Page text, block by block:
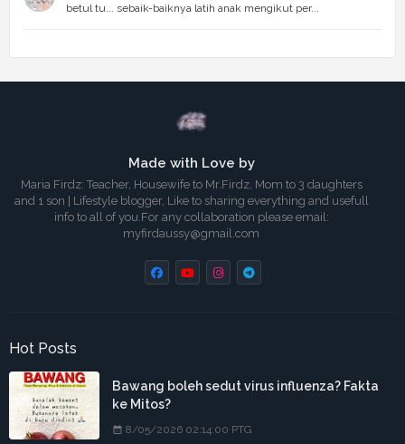
betul tu... sebaik-baiknya latih anak mengikut per...
Made with Love by
Maria Firdz: Teacher, Housewife to Mr.Firdz, Mom to 3 daughters
and 1 son | Lifestyle blogger, Like to sharing everything and usefull
info to all of you.For any collaboration please email:
myfirdaussy@gmail.com
Hot Posts
Bawang boleh sedut virus influenza? Fakta
ke Mitos?
8/05/2026 02:14:00 PTG